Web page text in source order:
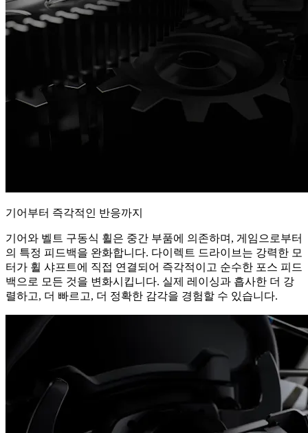
기어부터 즉각적인 반응까지
기어와 벨트 구동식 휠은 중간 부품에 의존하며, 게임으로부터
의 특정 피드백을 완화합니다. 다이렉트 드라이브는 강력한 모
터가 휠 샤프트에 직접 연결되어 즉각적이고 순수한 포스 피드
백으로 모든 것을 변화시킵니다. 실제 레이싱과 흡사한 더 강
렬하고, 더 빠르고, 더 정확한 감각을 경험할 수 있습니다.